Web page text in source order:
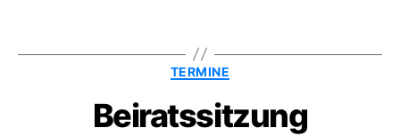
Kategorien
TERMINE
Beiratssitzung